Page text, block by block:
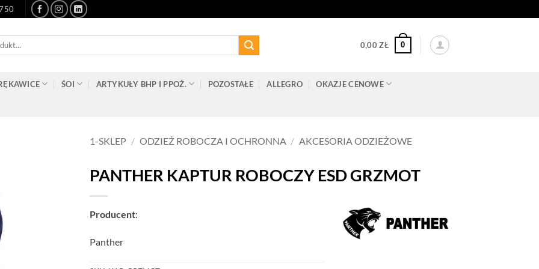
0,00ZŁ 0
ŚOI ARTYKUŁY BHP I PPOŻ. POZOSTAŁE ALLEGRO OKAZJE CENOWE
1-SKLEP / ODZIEŻ ROBOCZA I OCHRONNA / AKCESORIA ODZIEŻOWE
PANTHER KAPTUR ROBOCZY ESD GRZMOT
Producent:
Panther